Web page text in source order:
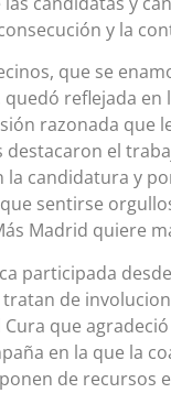
y la
que se
reflejada
razonada que
destacaron el
candidatura y
sentirse
Madrid quiere
participada
de
que
en la que la
de recursos